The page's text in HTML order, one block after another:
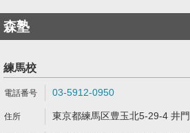
森塾
練馬校
03-5912-0950
東京都練馬区豊玉北5-29-4 井